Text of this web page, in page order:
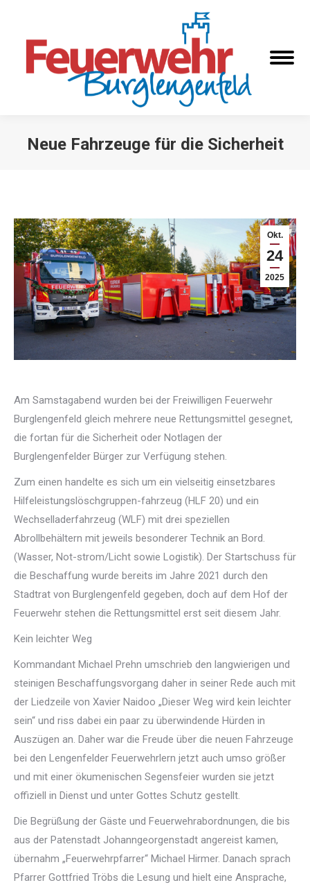
Neue Fahrzeuge für die Sicherheit
Okt.
24
2025
Am Samstagabend wurden bei der Freiwilligen Feuerwehr
Burglengenfeld gleich mehrere neue Rettungsmittel gesegnet,
die fortan für die Sicherheit oder Notlagen der
Burglengenfelder Bürger zur Verfügung stehen.
Zum einen handelte es sich um ein vielseitig einsetzbares
Hilfeleistungslöschgruppen-fahrzeug (HLF 20) und ein
Wechselladerfahrzeug (WLF) mit drei speziellen
Abrollbehältern mit jeweils besonderer Technik an Bord.
(Wasser, Not-strom/Licht sowie Logistik). Der Startschuss für
die Beschaffung wurde bereits im Jahre 2021 durch den
Stadtrat von Burglengenfeld gegeben, doch auf dem Hof der
Feuerwehr stehen die Rettungsmittel erst seit diesem Jahr.
Kein leichter Weg
Kommandant Michael Prehn umschrieb den langwierigen und
steinigen Beschaffungsvorgang daher in seiner Rede auch mit
der Liedzeile von Xavier Naidoo „Dieser Weg wird kein leichter
sein“ und riss dabei ein paar zu überwindende Hürden in
Auszügen an. Daher war die Freude über die neuen Fahrzeuge
bei den Lengenfelder Feuerwehrlern jetzt auch umso größer
und mit einer ökumenischen Segensfeier wurden sie jetzt
offiziell in Dienst und unter Gottes Schutz gestellt.
Die Begrüßung der Gäste und Feuerwehrabordnungen, die bis
aus der Patenstadt Johanngeorgenstadt angereist kamen,
übernahm „Feuerwehrpfarrer“ Michael Hirmer. Danach sprach
Pfarrer Gottfried Tröbs die Lesung und hielt eine Ansprache,